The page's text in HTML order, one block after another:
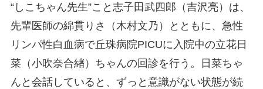
“しこちゃん先生”こと志子田武四郎（吉沢亮）は、
先輩医師の綿貫りさ（木村文乃）とともに、急性
リンパ性白血病で丘珠病院PICUに入院中の立花日
菜（小吹奈合緖）ちゃんの回診を行う。日菜ちゃ
んと会話していると、ずっと意識がない状態が続